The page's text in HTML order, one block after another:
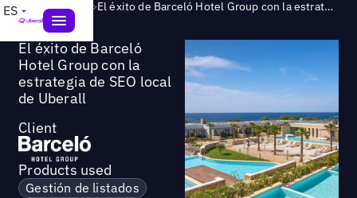
ES Success Story > El éxito de Barceló Hotel Group con la estrategia de SEO local de Uberall
El éxito de Barceló
Hotel Group con la
estrategia de SEO local
de Uberall
Client
Products used
Gestión de listados